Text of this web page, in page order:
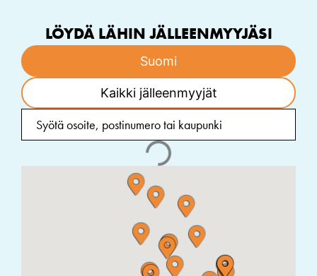
LÖYDÄ LÄHIN JÄLLEENMYYJÄSI
Suomi
Kaikki jälleenmyyjät
MURIKANTIE 7, 68410 ALAVETELI, Suomi
KOIRAN LIHASHUOLTO TANDOG
Paronintie 71, 25700 Kemiö
LEMMIKKITARVIKE TAKKULA